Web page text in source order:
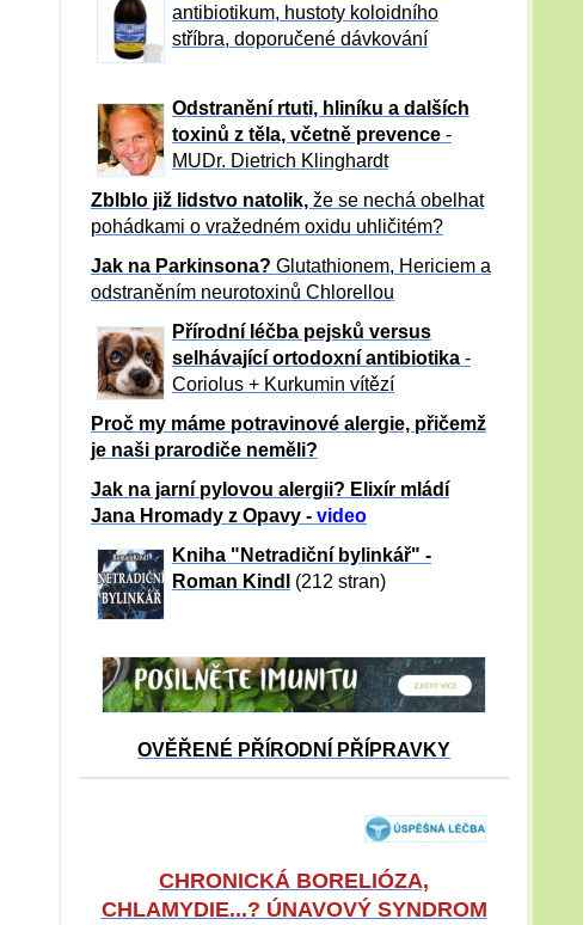
antibiotikum, hustoty koloidního
stříbra, doporučené dávkování
Odstranění rtuti, hliníku a dalších
toxinů z těla, včetně prevence -
MUDr. Dietrich Klinghardt
Zblblo již lidstvo natolik, že se nechá obelhat
pohádkami o vražedném oxidu uhličitém?
Jak na Parkinsona? Glutathionem, Hericiem a
odstraněním neurotoxinů Chlorellou
Přírodní léčba pejsků versus
selhávající ortodoxní antibiotika -
Coriolus + Kurkumin vítězí
Proč my máme potravinové alergie, přičemž
je naši prarodiče neměli?
Jak na jarní pylovou alergii? Elixír mládí
Jana Hromady z Opavy - video
Kniha "Netradiční bylinkář" -
Roman Kindl
(212 stran)
OVĚŘENÉ PŘÍRODNÍ PŘÍPRAVKY
CHRONICKÁ BORELIÓZA,
CHLAMYDIE...? ÚNAVOVÝ SYNDROM